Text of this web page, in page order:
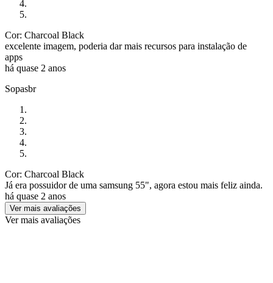
Cor: Charcoal Black
excelente imagem, poderia dar mais recursos para instalação de
apps
há quase 2 anos
Sopasbr
Cor: Charcoal Black
Já era possuidor de uma samsung 55", agora estou mais feliz ainda.
há quase 2 anos
Ver mais avaliações
Ver mais avaliações